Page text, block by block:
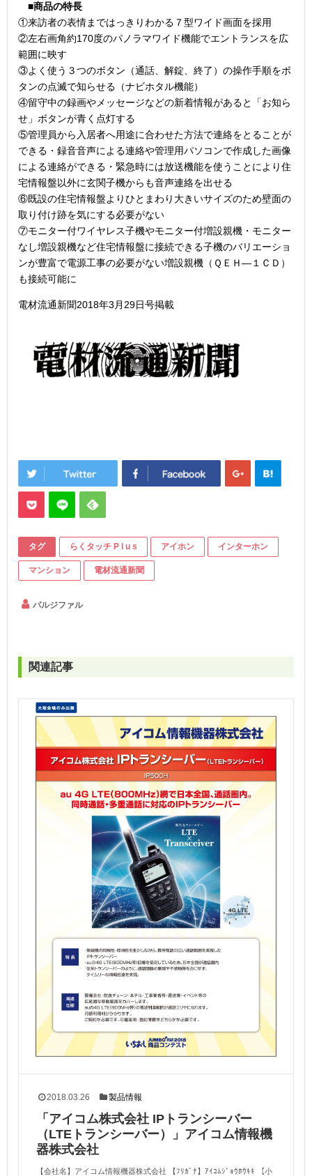
■商品の特長
①来訪者の表情まではっきりわかる７型ワイド画面を採用
②左右画角約170度のパノラマワイド機能でエントランスを広
範囲に映す
③よく使う３つのボタン（通話、解錠、終了）の操作手順をボ
タンの点滅で知らせる（ナビホタル機能）
④留守中の録画やメッセージなどの新着情報があると「お知ら
せ」ボタンが青く点灯する
⑤管理員から入居者へ用途に合わせた方法で連絡をとることが
できる・録音音声による連絡や管理用パソコンで作成した画像
による連絡ができる・緊急時には放送機能を使うことにより住
宅情報盤以外に玄関子機からも音声連絡を出せる
⑥既設の住宅情報盤よりひとまわり大きいサイズのため壁面の
取り付け跡を気にする必要がない
⑦モニター付ワイヤレス子機やモニター付増設親機・モニター
なし増設親機など住宅情報盤に接続できる子機のバリエーショ
ンが豊富で電源工事の必要がない増設親機（ＱＥＨ―１ＣＤ）
も接続可能に
電材流通新聞2018年3月29日号掲載
タグ らくタッチ P l u s アイホン インターホン
マンション 電材流通新聞
パルジファル
関連記事
2018.03.26 製品情報
「アイコム株式会社 IPトランシーバー
（LTEトランシーバー）」アイコム情報機
器株式会社
【会社名】アイコム情報機器株式会社 【ﾌﾘｶﾞﾅ】ｱｲｺﾑｼﾞｮｳﾎｳｷｷ 【小